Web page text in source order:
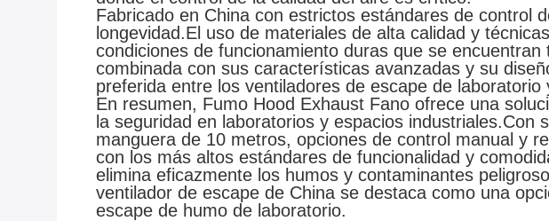
Fabricado en China con estrictos estándares de control
longevidad.El uso de materiales de alta calidad y
condiciones de funcionamiento duras que se
combinada con sus características avanzadas y su
preferida entre los ventiladores de escape de
En resumen, Fumo Hood Exhaust Fano ofrece una
la seguridad en laboratorios y espacios
manguera de 10 metros, opciones de control manual y
con los más altos estándares de funcionalidad y
elimina eficazmente los humos y contaminantes
ventilador de escape de China se destaca como una
escape de humo de laboratorio.